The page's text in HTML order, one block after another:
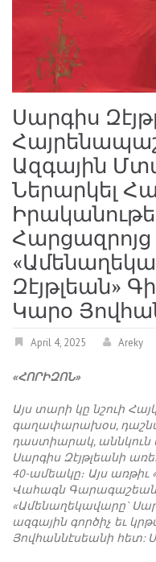
Սարգիս
Ազգային
Ներարկել
Հարցազրոյց
Զէյթլեան»
Կարօ
April 4, 2025 Areky
«ՀՈՐԻԶՈՆ»
Այս տարի կը նշուի
գաղափարախօս,
դաստիարակ, աննկուն
Սարգիս Զէյթլեանի
40-ամեակը։ Այս
Վահագն Գարագաշեան
«Ամենաղեկավարը`
ազգային գործիչ եւ
Յովհաննէսեանի հետ: